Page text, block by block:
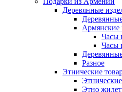
Деревянные
Армянские
Часы
Часы
Разное
Этнические
Этно